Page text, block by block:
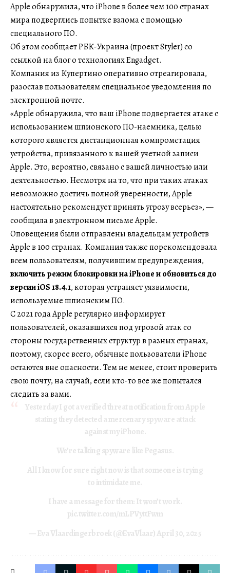
Apple обнаружила, что iPhone в более чем 100 странах
мира подверглись попытке взлома с помощью
специального ПО.
Об этом сообщает РБК-Украина (проект Styler) со
ссылкой на блог о технологиях Engadget.
Компания из Купертино оперативно отреагировала,
разослав пользователям специальное уведомления по
электронной почте.
«Apple обнаружила, что ваш iPhone подвергается атаке с
использованием шпионского ПО-наемника, целью
которого является дистанционная компрометация
устройства, привязанного к вашей учетной записи
Apple. Это, вероятно, связано с вашей личностью или
деятельностью. Несмотря на то, что при таких атаках
невозможно достичь полной уверенности, Apple
настоятельно рекомендует принять угрозу всерьез», —
сообщила в электронном письме Apple.
Оповещения были отправлены владельцам устройств
Apple в 100 странах. Компания также порекомендовала
всем пользователям, получившим предупреждения,
включить режим блокировки на iPhone и обновиться до
версии iOS 18.4.1, которая устраняет уязвимости,
используемые шпионским ПО.
С 2021 года Apple регулярно информирует
пользователей, оказавшихся под угрозой атак со
стороны государственных структур в разных странах,
поэтому, скорее всего, обычные пользователи iPhone
остаются вне опасности. Тем не менее, стоит проверить
свою почту, на случай, если кто-то все же попытался
следить за вами.
Yesterday I got a verified threat notification from Apple
stating they detected a mercenary spyware attack
against my iPhone.
We’re talking spyware like Pegasus.
All I know for sure right now is that someone is trying
to intimidate me.
I have a message for them: It won’t work.
pic.twitter.com/mLPVyttFwm
— Eva Vlaardingerbroek (@EvaVlaar)April 30, 2025